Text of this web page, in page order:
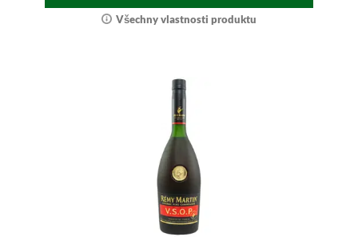
Všechny vlastnosti produktu